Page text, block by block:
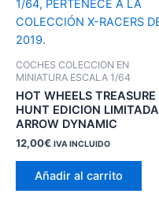
COCHES COLECCION EN
MINIATURA ESCALA 1/64
HOT WHEELS TREASURE
HUNT EDICION LIMITADA
ARROW DYNAMIC
12,00€ IVA INCLUIDO
Añadir al carrito